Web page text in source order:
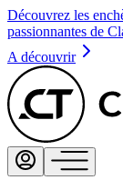
Découvrez les
passionnantes de
A découvrir